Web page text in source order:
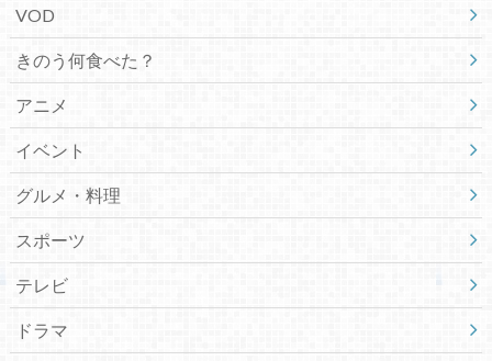
VOD
きのう何食べた？
アニメ
イベント
グルメ・料理
スポーツ
テレビ
ドラマ